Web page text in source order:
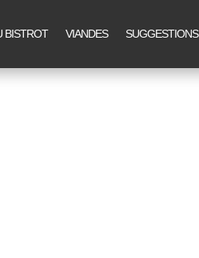
BISTROT VIANDES SUGGESTIONS